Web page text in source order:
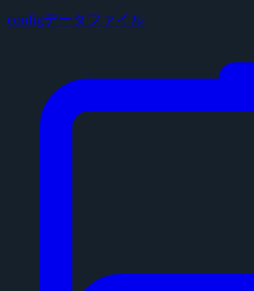
configデータファイル